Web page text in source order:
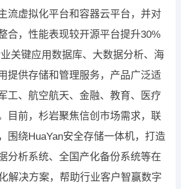
流虚拟化平台和容器云平台，并对
合，性能表现较开源平台提升30%
关键应用数据库、大数据分析、海
提供存储和管理服务，产品广泛适
工、航空航天、金融、教育、医疗
目前，杉岩聚焦信创市场需求，联
围绕HuaYan安全存储一体机，打造
分析系统、全国产化备份系统等在
解决方案，帮助行业客户智赢数字